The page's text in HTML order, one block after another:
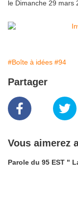
le Dimanche 29 mars
#Boîte à idées #94
Partager
Vous aimerez
Parole du 95 EST "